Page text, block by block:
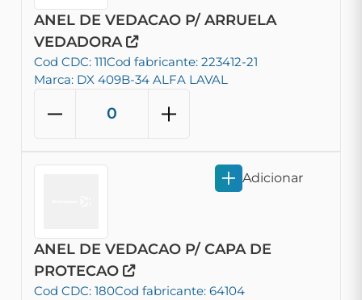
ANEL DE VEDACAO P/ ARRUELA
VEDADORA
Cod CDC: 111Cod fabricante: 223412-21
Marca: DX 409B-34 ALFA LAVAL
ANEL DE VEDACAO P/ CAPA DE
PROTECAO
Cod CDC: 180Cod fabricante: 64104
Adicionar